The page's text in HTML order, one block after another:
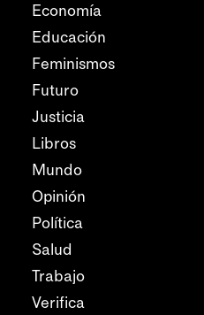
Economía
Educación
Feminismos
Futuro
Justicia
Libros
Mundo
Opinión
Política
Salud
Trabajo
Verifica